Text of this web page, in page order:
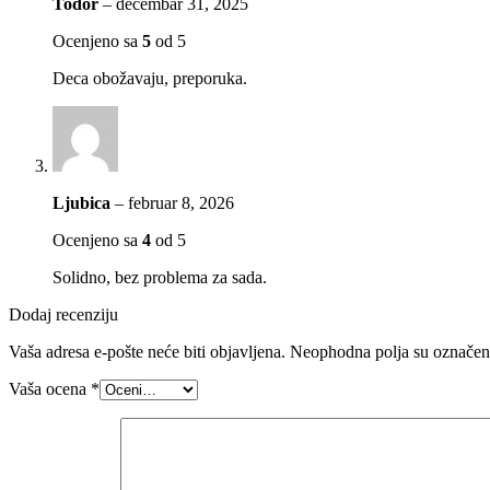
Todor – decembar 31, 2025
Ocenjeno sa 5 od 5
Deca obožavaju, preporuka.
Ljubica – februar 8, 2026
Ocenjeno sa 4 od 5
Solidno, bez problema za sada.
Dodaj recenziju
Vaša adresa e-pošte neće biti objavljena. Neophodna polja su
Vaša ocena *